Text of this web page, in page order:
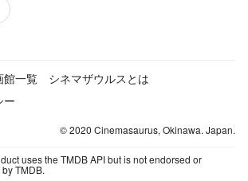
館一覧
シネマザウルスとは
ー
© 2020 Cinemasaurus, Okinawa. Japan.
uses the TMDB API but is not endorsed or
TMDB.